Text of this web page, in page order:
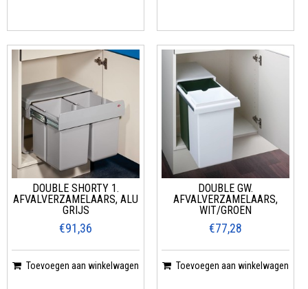
DOUBLE SHORTY 1.
AFVALVERZAMELAARS, ALU
GRIJS
€91,36
Toevoegen aan winkelwagen
DOUBLE GW.
AFVALVERZAMELAARS,
WIT/GROEN
€77,28
Toevoegen aan winkelwagen